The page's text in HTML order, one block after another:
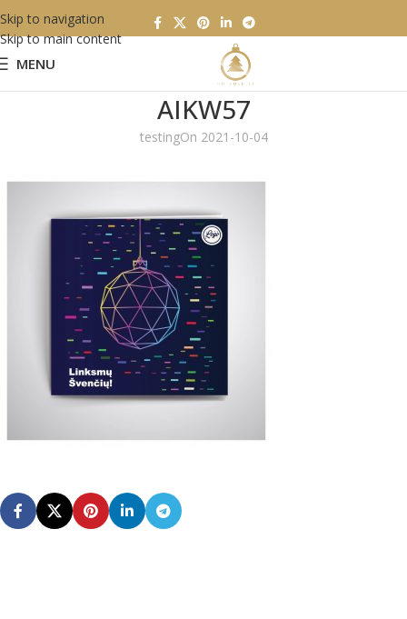
Skip to navigation
Skip to main content
MENU
AIKW57
testingOn 2021-10-04